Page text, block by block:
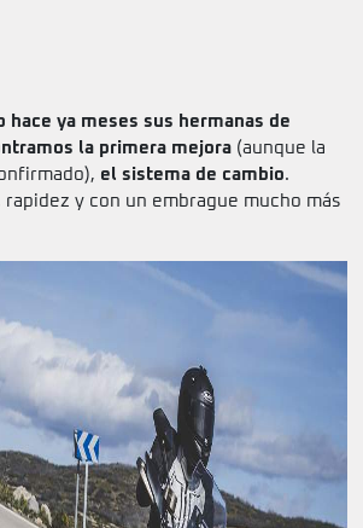
hace ya meses sus hermanas de
la primera mejora (aunque la
el sistema de cambio.
y con un embrague mucho más